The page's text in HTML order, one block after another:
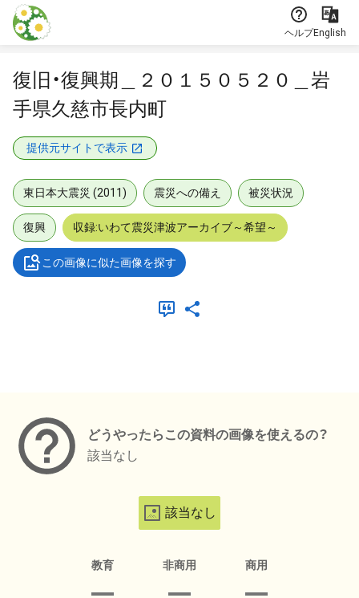
本文に飛ぶ
ヘルプEnglish
復旧・復興期＿２０１５０５２０＿岩
手県久慈市長内町
提供元サイトで表示
東日本大震災 (2011) 震災への備え 被災状況
復興 収録:いわて震災津波アーカイブ～希望～
この画像に似た画像を探す
どうやったらこの資料の画像を使えるの？
該当なし
該当なし
教育 非商用 商用